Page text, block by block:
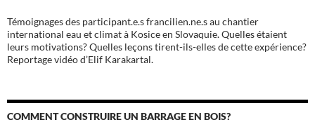
Témoignages des participant.e.s francilien.ne.s au chantier
international eau et climat à Kosice en Slovaquie. Quelles étaient
leurs motivations? Quelles leçons tirent-ils-elles de cette expérience?
Reportage vidéo d’Elif Karakartal.
COMMENT CONSTRUIRE UN BARRAGE EN BOIS?